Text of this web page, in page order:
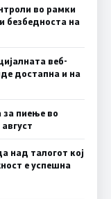
во рамки
безбедноста на
веб-
достапна и на
пиење во
над талогот кој
е успешна